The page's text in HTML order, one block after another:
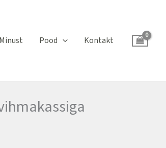
Minust Pood Kontakt